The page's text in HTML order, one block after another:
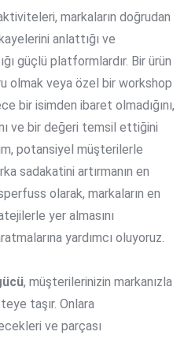
markaların doğrudan
anlattığı ve
güçlü platformlardır. Bir ürün
olmak veya özel bir workshop
bir isimden ibaret olmadığını,
ve bir değeri temsil ettiğini
potansiyel müşterilerle
sadakatini artırmanın en
olarak, markaların en
yer almasını
yardımcı oluyoruz.
, müşterilerinizin markanızla
taşır. Onlara
ve parçası